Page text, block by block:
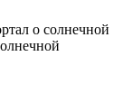
о солнечной